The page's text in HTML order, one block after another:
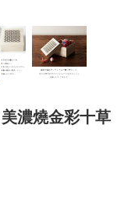
濃燒金彩十草